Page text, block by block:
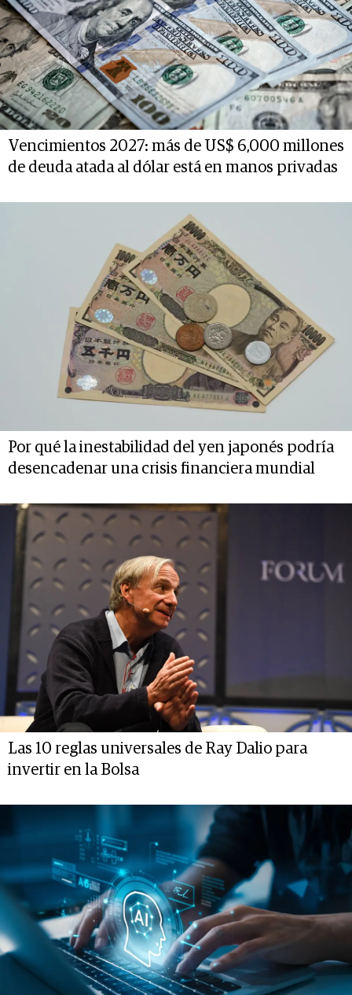
Vencimientos 2027: más de US$ 6,000 millones
de deuda atada al dólar está en manos privadas
Por qué la inestabilidad del yen japonés podría
desencadenar una crisis financiera mundial
Las 10 reglas universales de Ray Dalio para
invertir en la Bolsa